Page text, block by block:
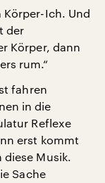
Körper-Ich. Und
der
Körper, dann
rum.“
fahren
in die
Reflexe
erst kommt
Musik.
Sache